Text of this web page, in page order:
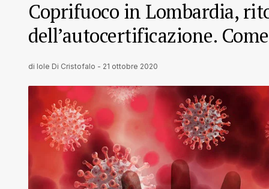
Coprifuoco in Lombardia,
dell’autocertificazione.
di Iole Di Cristofalo - 21 ottobre 2020